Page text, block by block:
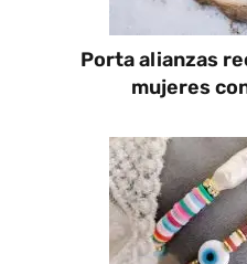
Porta alianzas
mujeres